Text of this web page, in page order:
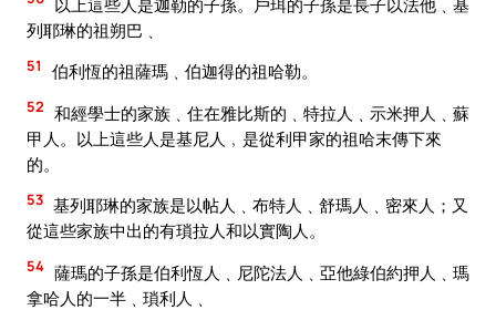
列耶琳的祖朔巴﹑
51 伯利恆的祖薩瑪﹑伯迦得的祖哈勒。
52 和經學士的家族﹑住在雅比斯的﹑特拉人﹑示米押人﹑蘇
甲人。以上這些人是基尼人﹐是從利甲家的祖哈末傳下來
的。
53 基列耶琳的家族是以帖人﹑布特人﹑舒瑪人﹑密來人；又
從這些家族中出的有瑣拉人和以實陶人。
54 薩瑪的子孫是伯利恆人﹑尼陀法人﹑亞他綠伯約押人﹑瑪
拿哈人的一半﹑瑣利人﹑